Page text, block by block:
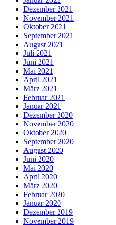
Dezember 2021
November 2021
Oktober 2021
September 2021
August 2021
Juli 2021
Juni 2021
Mai 2021
April 2021
März 2021
Februar 2021
Januar 2021
Dezember 2020
November 2020
Oktober 2020
September 2020
August 2020
Juni 2020
Mai 2020
April 2020
März 2020
Februar 2020
Januar 2020
Dezember 2019
November 2019